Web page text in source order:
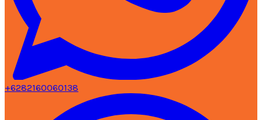
+6282160060138